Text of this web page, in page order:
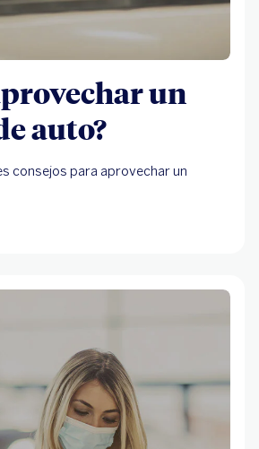
un
auto?
consejos para aprovechar un